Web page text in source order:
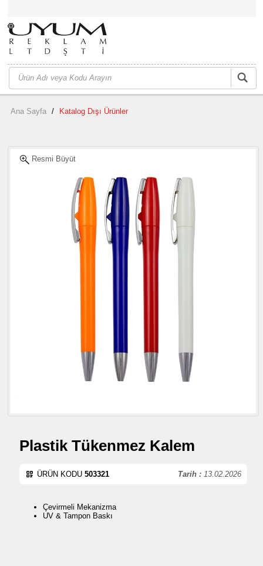
Ana Sayfa / Katalog Dışı Ürünler
Resmi Büyüt
Plastik Tükenmez Kalem
Tarih : 13.02.2026
ÜRÜN KODU 503321
Çevirmeli Mekanizma
UV & Tampon Baskı